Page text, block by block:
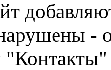
-
"Контакты"